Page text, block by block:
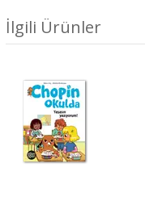
İlgili Ürünler